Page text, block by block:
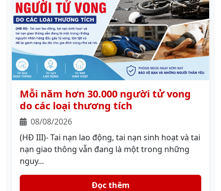
Mỗi năm hơn 30.000 người tử vong
do các loại thương tích
08/08/2026
(HĐ III)- Tai nạn lao động, tai nạn sinh hoạt và tai
nạn giao thông vẫn đang là một trong những
nguy...
Đọc thêm